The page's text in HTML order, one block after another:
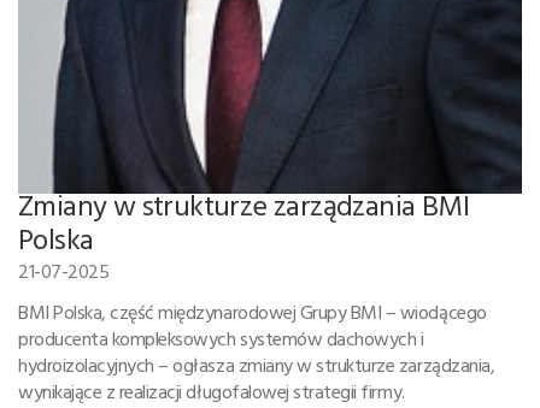
Zmiany w strukturze zarządzania BMI
Polska
21-07-2025
BMI Polska, część międzynarodowej Grupy BMI – wiodącego
producenta kompleksowych systemów dachowych i
hydroizolacyjnych – ogłasza zmiany w strukturze zarządzania,
wynikające z realizacji długofalowej strategii firmy.